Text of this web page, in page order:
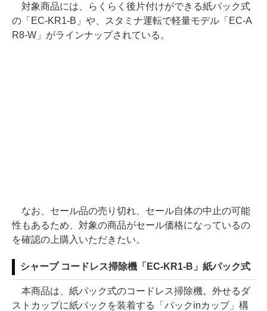
対象商品には、らくらく後片付けができる紙パック式
の「EC-KR1-B」や、スタミナ運転で軽量モデル「EC-A
R8-W」がラインナップされている。
なお、セール品の売り切れ、セール自体の中止の可能
性もあるため、対象の商品がセール価格になっているの
を確認の上購入いただきたい。
シャープ コードレス掃除機「EC-KR1-B」紙パック式
本商品は、紙パック式のコードレス掃除機。外せるダ
ストカップに紙パックを装着する「パックinカップ」構